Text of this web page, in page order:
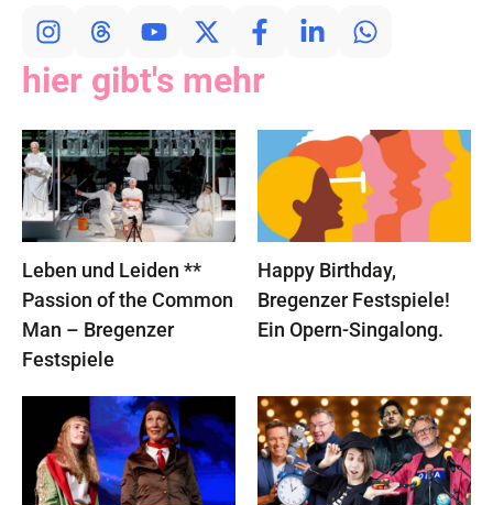
hier gibt's mehr
Leben und Leiden **
Passion of the Common
Man – Bregenzer
Festspiele
Happy Birthday,
Bregenzer Festspiele!
Ein Opern-Singalong.